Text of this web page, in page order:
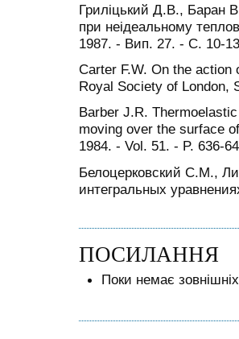
Гриліцький Д.В., Баран
при неідеальному
1987. - Вип. 27. - С. 10-
Carter F.W. On the
Royal Society of London,
Barber J.R.
moving over the surface
1984. - Vol. 51. - P. 636-
Белоцерковский С.М.,
интегральных
ПОСИЛАННЯ
Поки немає